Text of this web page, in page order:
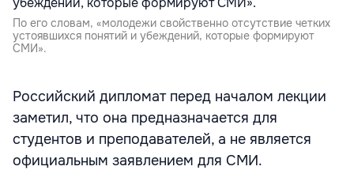
По его словам, «молодежи свойственно отсутствие четких
устоявшихся понятий и убеждений, которые формируют
СМИ».
Российский дипломат перед началом лекции
заметил, что она предназначается для
студентов и преподавателей, а не является
официальным заявлением для СМИ.